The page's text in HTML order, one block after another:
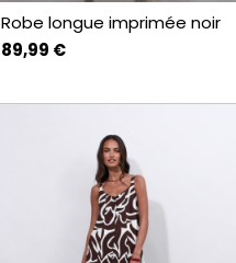
Robe longue imprimée noir
89,99 €